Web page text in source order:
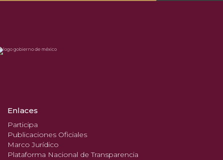
Enlaces
Participa
Publicaciones Oficiales
Marco Jurídico
Plataforma Nacional de Transparencia